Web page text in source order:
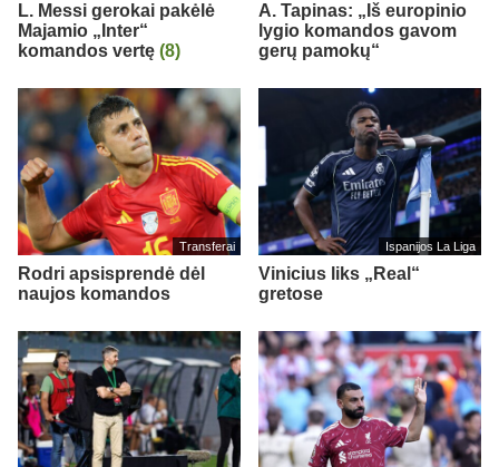
L. Messi gerokai pakėlė
Majamio „Inter“
komandos vertę (8)
A. Tapinas: „Iš europinio
lygio komandos gavom
gerų pamokų“
Transferai
Rodri apsisprendė dėl
naujos komandos
Ispanijos La Liga
Vinicius liks „Real“
gretose